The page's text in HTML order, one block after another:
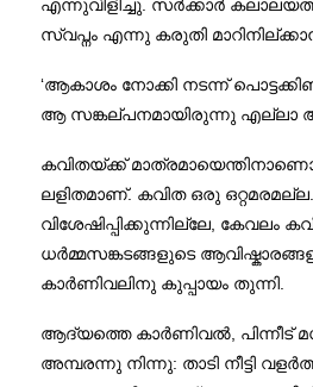
എന്നുവിളിച്ചു. സർക്കാർ
സ്വപ്നം എന്നു കരുതി
‘ആകാശം നോക്കി നടന്ന്
ആ സങ്കല്പനമായിരുന്നു
കവിതയ്ക്ക്
ലളിതമാണ്. കവിത ഒരു
വിശേഷിപ്പിക്കുന്നില്ലേ,
ധർമ്മസങ്കടങ്ങളുടെ
കാർണിവലിനു കുപ്പായം തുന്നി.
ആദ്യത്തെ കാർണിവൽ, പിന്നീട്
അമ്പരന്നു നിന്നു: താടി നീട്ടി